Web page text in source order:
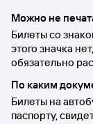
Можно не
Билеты со
этого значка
обязательно
По каким
Билеты на
паспорту,